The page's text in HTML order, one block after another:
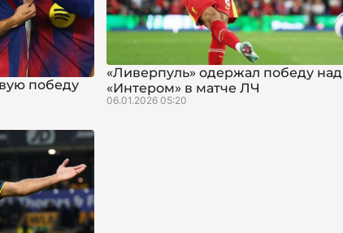
победу
«Ливерпуль» одержал победу над
«Интером» в матче ЛЧ
06.01.2026 05:20